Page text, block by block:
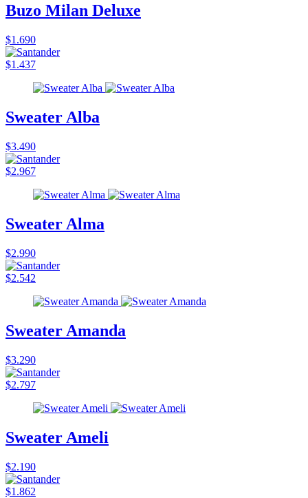
Buzo Milan Deluxe
$1.690
$1.437
Sweater Alba
$3.490
$2.967
Sweater Alma
$2.990
$2.542
Sweater Amanda
$3.290
$2.797
Sweater Ameli
$2.190
$1.862